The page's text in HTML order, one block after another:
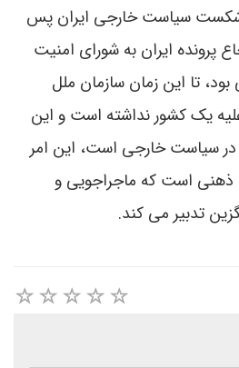
شکست سیاست خارجی ایران پس
پرونده ایران به شورای امنیت
تا این زمان سازمان ملل
یک کشور نداشته است و این
در سیاست خارجی است، این امر
ذهنی است که ماجراجویی و
تدبیر می کند.